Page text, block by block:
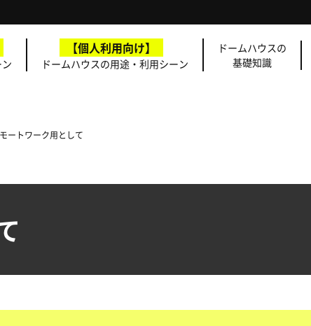
【個人利用向け】
ドームハウスの用途・利用シーン
ドームハウスの
基礎知識
ートワーク用として